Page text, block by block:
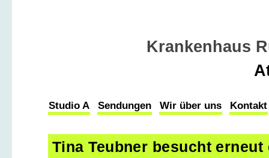
Krankenhaus
Studio A Sendungen Wir über uns Kontakt
Tina Teubner besucht erneut